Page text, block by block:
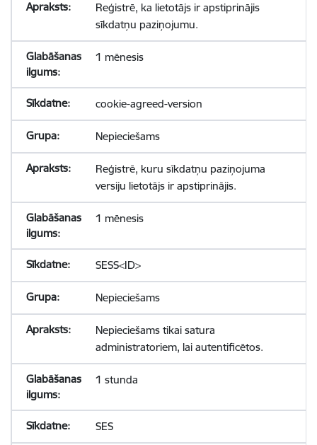
Reģistrē, ka lietotājs ir apstiprinājis
sīkdatņu paziņojumu.
1 mēnesis
cookie-agreed-version
Nepieciešams
Reģistrē, kuru sīkdatņu paziņojuma
versiju lietotājs ir apstiprinājis.
1 mēnesis
SESS<ID>
Nepieciešams
Nepieciešams tikai satura
administratoriem, lai autentificētos.
1 stunda
SES